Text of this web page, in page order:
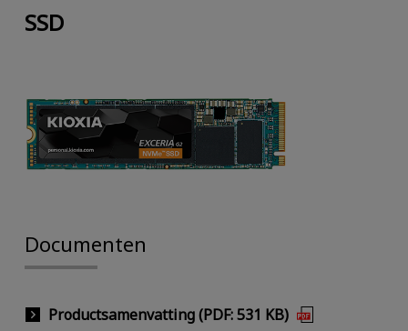
SSD
Documenten
Productsamenvatting (PDF: 531 KB)